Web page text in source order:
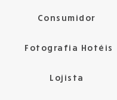
Consumidor
Fotografia Hotéis
Lojista